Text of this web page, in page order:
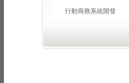
行動商務系統開發